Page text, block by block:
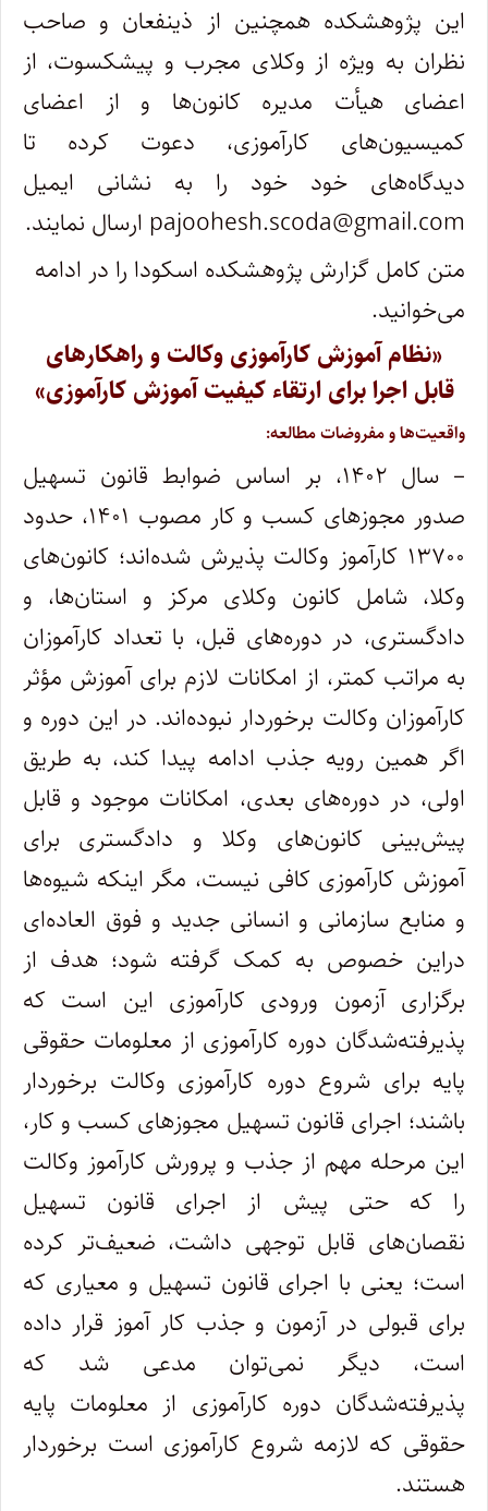
این پژوهشکده همچنین از ذینفعان و صاحب
نظران به ویژه از وکلای مجرب و پیشکسوت، از
اعضای هیأت مدیره کانون‌ها و از اعضای
کمیسیون‌های کارآموزی، دعوت کرده تا
دیدگاه‌های خود خود را به نشانی ایمیل
pajoohesh.scoda@gmail.com ارسال نمایند.
متن کامل گزارش پژوهشکده اسکودا را در ادامه
می‌خوانید.
«نظام آموزش کارآموزی وکالت و راهکارهای
قابل اجرا برای ارتقاء کیفیت آموزش کارآموزی»
واقعیت‌ها و مفروضات مطالعه:
– سال ۱۴۰۲، بر اساس ضوابط قانون تسهیل
صدور مجوز‌های کسب و کار مصوب ۱۴۰۱، حدود
۱۳۷۰۰ کارآموز وکالت پذیرش شده‌اند؛ کانون‌های
وکلا، شامل کانون وکلای مرکز و استان‌ها، و
دادگستری، در دوره‌های قبل، با تعداد کارآموزان
به مراتب کمتر، از امکانات لازم برای آموزش مؤثر
کارآموزان وکالت برخوردار نبوده‌اند. در این دوره و
اگر همین رویه جذب ادامه پیدا کند، به طریق
اولی، در دوره‌های بعدی، امکانات موجود و قابل
پیش‌بینی کانون‌های وکلا و دادگستری برای
آموزش کارآموزی کافی نیست، مگر اینکه شیوه‌ها
و منابع سازمانی و انسانی جدید و فوق العاده‌ای
دراین خصوص به کمک گرفته شود؛ هدف از
برگزاری آزمون ورودی کارآموزی این است که
پذیرفته‌شدگان دوره کارآموزی از معلومات حقوقی
پایه برای شروع دوره کارآموزی وکالت برخوردار
باشند؛ اجرای قانون تسهیل مجوز‌های کسب و کار،
این مرحله مهم از جذب و پرورش کارآموز وکالت
را که حتی پیش از اجرای قانون تسهیل
نقصان‌های قابل توجهی داشت، ضعیف‌تر کرده
است؛ یعنی با اجرای قانون تسهیل و معیاری که
برای قبولی در آزمون و جذب کار آموز قرار داده
است، دیگر نمی‌توان مدعی شد که
پذیرفته‌شدگان دوره کارآموزی از معلومات پایه
حقوقی که لازمه شروع کارآموزی است برخوردار
هستند.